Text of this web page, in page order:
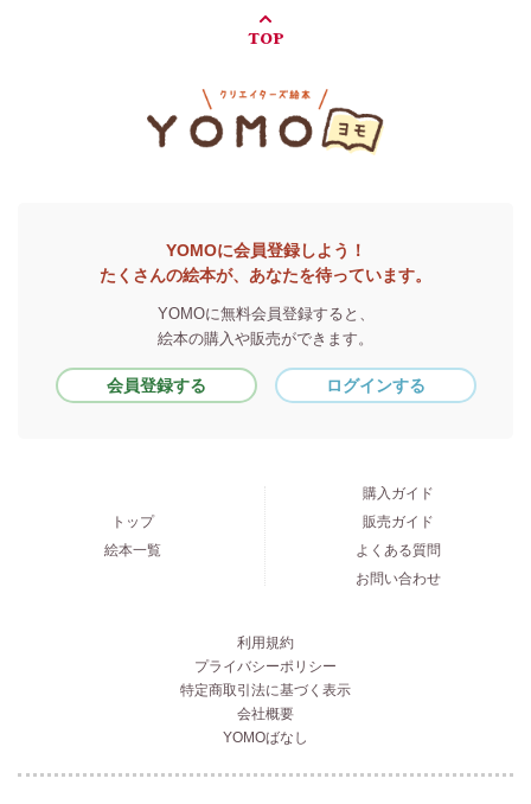
TOP
YOMOに会員登録しよう！
たくさんの絵本が、あなたを待っています。
YOMOに無料会員登録すると、
絵本の購入や販売ができます。
会員登録する ログインする
トップ
絵本一覧
購入ガイド
販売ガイド
よくある質問
お問い合わせ
利用規約
プライバシーポリシー
特定商取引法に基づく表示
会社概要
YOMOばなし